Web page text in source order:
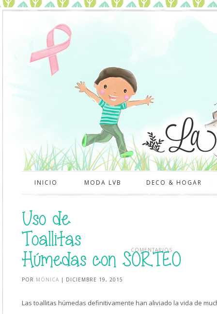
INICIO MODA LVB DECO & HOGAR
COMENTARIOS
Uso de
Toallitas
Húmedas con SORTEO
POR MÓNICA | DICIEMBRE 19, 2015
Las toallitas húmedas definitivamente han aliviado la vida de